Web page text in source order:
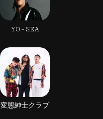
YO-SEA
変態紳士クラブ